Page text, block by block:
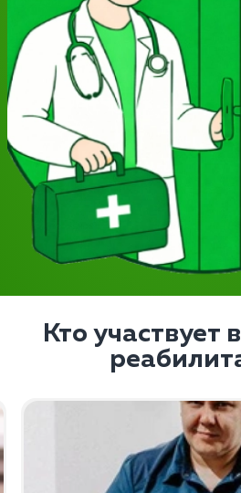
Кто участвует